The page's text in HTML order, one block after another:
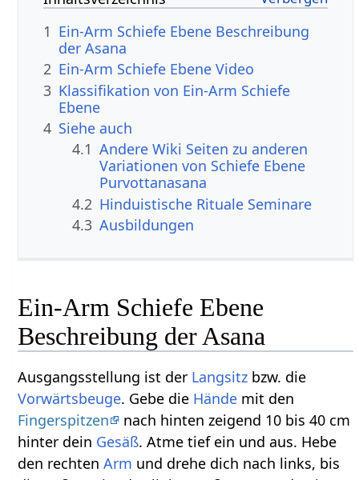
1 Ein-Arm Schiefe Ebene Beschreibung
der Asana
2 Ein-Arm Schiefe Ebene Video
3 Klassifikation von Ein-Arm Schiefe
Ebene
4 Siehe auch
4.1 Andere Wiki Seiten zu anderen
Variationen von Schiefe Ebene
Purvottanasana
4.2 Hinduistische Rituale Seminare
4.3 Ausbildungen
Ein-Arm Schiefe Ebene
Beschreibung der Asana
Ausgangsstellung ist der Langsitz bzw. die
Vorwärtsbeuge. Gebe die Hände mit den
Fingerspitzen
nach hinten zeigend 10 bis 40 cm
hinter dein Gesäß. Atme tief ein und aus. Hebe
den rechtenArm und drehe dich nach links, bis